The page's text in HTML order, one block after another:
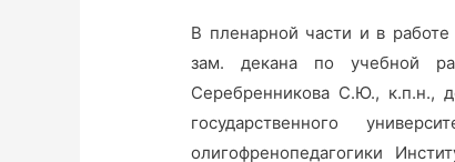
В пленарной части и в
зам. декана по учебной
Серебренникова С.Ю., к.п.н.,
государственного
олигофренопедагогики